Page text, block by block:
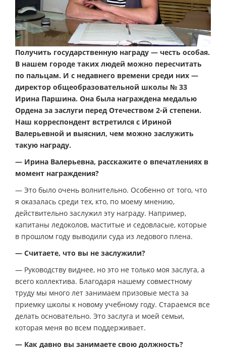
Получить государственную награду — честь особая.
В нашем городе таких людей можно пересчитать
по пальцам. И с недавнего времени среди них —
директор общеобразовательной школы № 33
Ирина Паршина. Она была награждена медалью
Ордена за заслуги перед Отечеством 2-й степени.
Наш корреспондент встретился с Ириной
Валерьевной и выяснил, чем можно заслужить
такую награду.
— Ирина Валерьевна, расскажите о впечатлениях в
момент награждения?
— Это было очень волнительно. Особенно от того, что
я оказалась среди тех, кто, по моему мнению,
действительно заслужил эту награду. Например,
капитаны ледоколов, маститые и седовласые, которые
в прошлом году выводили суда из ледового плена.
— Считаете, что вы не заслужили?
— Руководству виднее, но это не только моя заслуга, а
всего коллектива. Благодаря нашему совместному
труду мы много лет занимаем призовые места за
приемку школы к новому учебному году. Стараемся все
делать основательно. Это заслуга и моей семьи,
которая меня во всем поддерживает.
— Как давно вы занимаете свою должность?